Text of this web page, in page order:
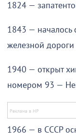
1824 —
1843 — началось
железной
1940 — открыт
номером 93 —
1966 — в СССР